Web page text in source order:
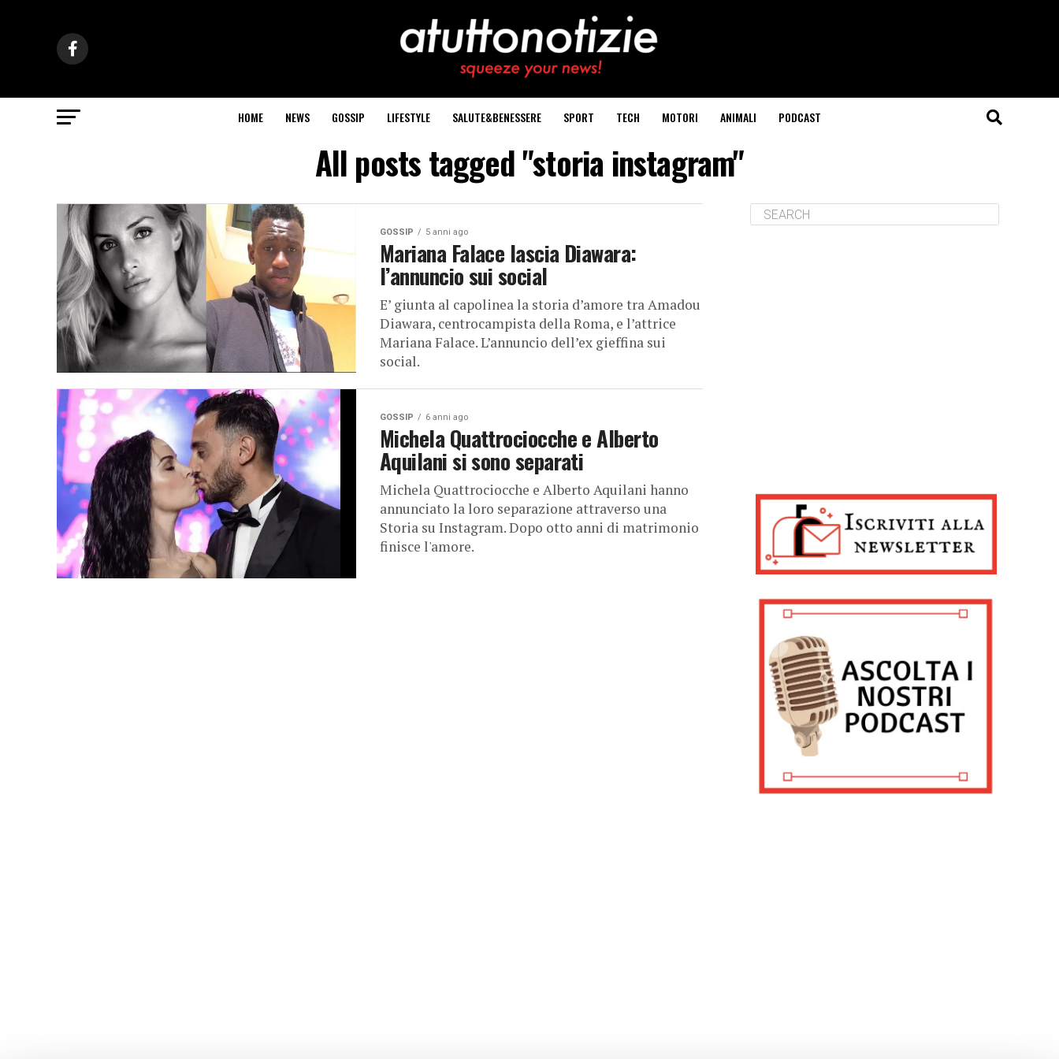
HOME NEWS GOSSIP LIFESTYLE SALUTE&BENESSERE SPORT TECH MOTORI ANIMALI PODCAST
All posts tagged "storia instagram"
GOSSIP 5 anni ago
Mariana Falace lascia Diawara:
l’annuncio sui social
E’ giunta al capolinea la storia d’amore tra Amadou
Diawara, centrocampista della Roma, e l’attrice
Mariana Falace. L’annuncio dell’ex gieffina sui
social.
GOSSIP 6 anni ago
Michela Quattrociocche e Alberto
Aquilani si sono separati
Michela Quattrociocche e Alberto Aquilani hanno
annunciato la loro separazione attraverso una
Storia su Instagram. Dopo otto anni di matrimonio
finisce l'amore.